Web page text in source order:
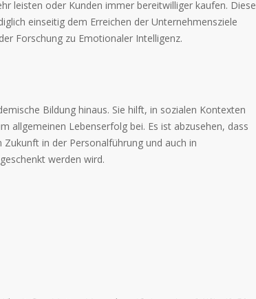
leisten oder Kunden immer bereitwilliger kaufen. Diese
einseitig dem Erreichen der Unternehmensziele
Forschung zu Emotionaler Intelligenz.
Bildung hinaus. Sie hilft, in sozialen Kontexten
allgemeinen Lebenserfolg bei. Es ist abzusehen, dass
in der Personalführung und auch in
werden wird.